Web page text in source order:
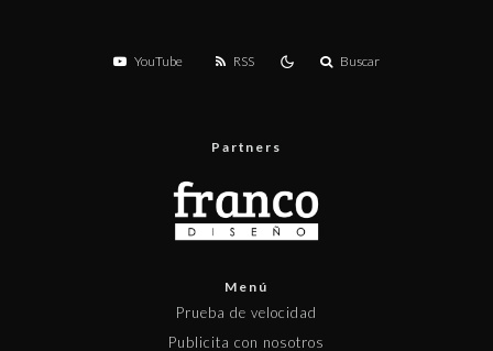
YouTube RSS Buscar
Partners
Menú
Prueba de velocidad
Publicita con nosotros